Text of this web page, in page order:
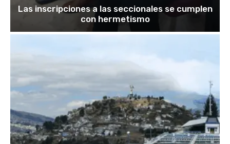
Las inscripciones a las seccionales se cumplen
con hermetismo